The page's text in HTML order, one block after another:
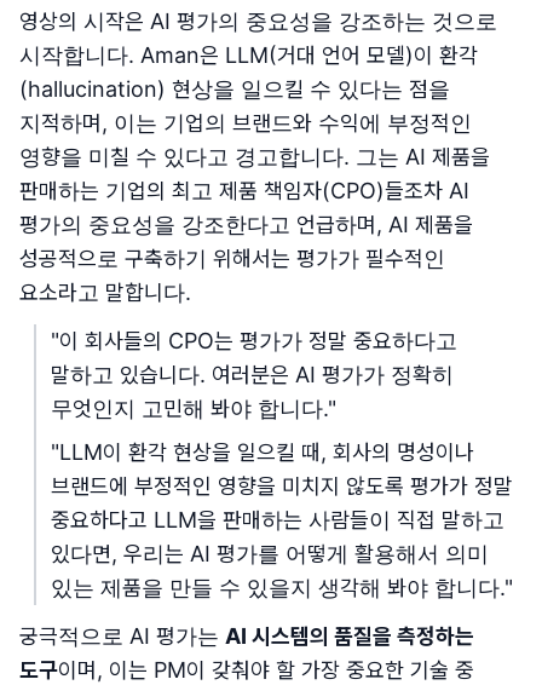
영상의 시작은 AI 평가의 중요성을 강조하는 것으로
시작합니다. Aman은 LLM(거대 언어 모델)이 환각
(hallucination) 현상을 일으킬 수 있다는 점을
지적하며, 이는 기업의 브랜드와 수익에 부정적인
영향을 미칠 수 있다고 경고합니다. 그는 AI 제품을
판매하는 기업의 최고 제품 책임자(CPO)들조차 AI
평가의 중요성을 강조한다고 언급하며, AI 제품을
성공적으로 구축하기 위해서는 평가가 필수적인
요소라고 말합니다.
"이 회사들의 CPO는 평가가 정말 중요하다고
말하고 있습니다. 여러분은 AI 평가가 정확히
무엇인지 고민해 봐야 합니다."
"LLM이 환각 현상을 일으킬 때, 회사의 명성이나
브랜드에 부정적인 영향을 미치지 않도록 평가가 정말
중요하다고 LLM을 판매하는 사람들이 직접 말하고
있다면, 우리는 AI 평가를 어떻게 활용해서 의미
있는 제품을 만들 수 있을지 생각해 봐야 합니다."
궁극적으로 AI 평가는 AI 시스템의 품질을 측정하는
도구이며, 이는 PM이 갖춰야 할 가장 중요한 기술 중